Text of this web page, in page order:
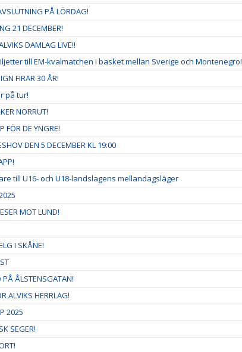
PÅ LÖRDAG!
21 DECEMBER!
DAMLAG LIVE!!
till EM-kvalmatchen i basket mellan Sverige och Montenegro!
FIRAR 30 ÅR!
på tur!
NORRUT!
FÖR DE YNGRE!
DEN 5 DECEMBER KL 19:00
till U16- och U18-landslagens mellandagsläger
MOT LUND!
I SKÅNE!
PÅ ÅLSTENSGATAN!
ALVIKS HERRLAG!
2025
SEGER!